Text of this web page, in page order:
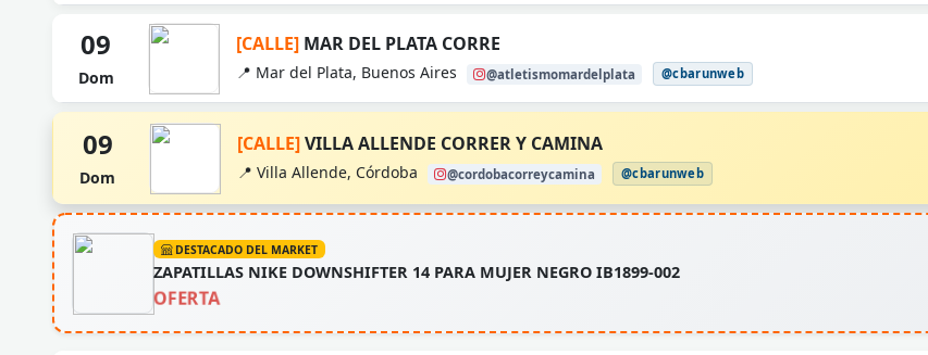
09
Dom
[CALLE] MAR DEL PLATA CORRE
📍 Mar del Plata, Buenos Aires @atletismomardelplata @cbarunweb
09
Dom
[CALLE]VILLA ALLENDE CORRER Y CAMINA
📍 Villa Allende, Córdoba @cordobacorreycamina @cbarunweb
DESTACADO DEL MARKET
ZAPATILLAS NIKE DOWNSHIFTER 14 PARA MUJER NEGRO IB1899-002
OFERTA